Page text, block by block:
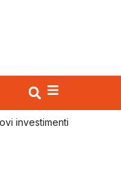
investimenti